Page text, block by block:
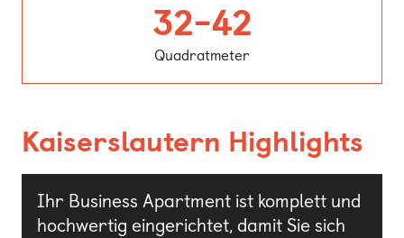
32-42
Quadratmeter
Kaiserslautern Highlights
Ihr Business Apartment ist komplett und
hochwertig eingerichtet, damit Sie sich